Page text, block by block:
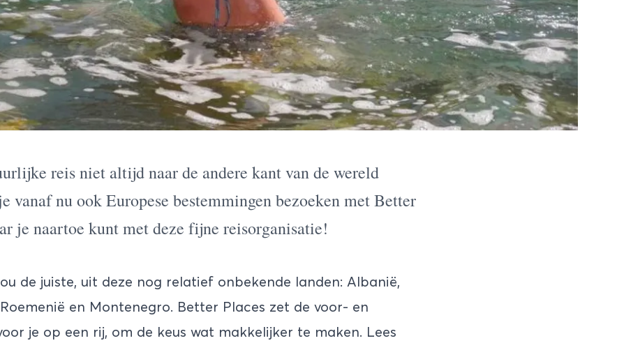
reis niet altijd naar de andere kant van de wereld
vanaf nu ook Europese bestemmingen bezoeken metBetter
je naartoe kunt met deze fijne reisorganisatie!
de juiste, uit deze nog relatief onbekende landen: Albanië,
en Montenegro. Better Places zet de voor- en
je op een rij, om de keus wat makkelijker te maken. Lees